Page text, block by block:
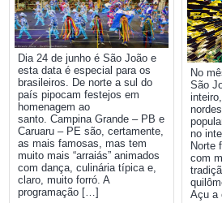
Dia 24 de junho é São João e
esta data é especial para os
brasileiros. De norte a sul do
país pipocam festejos em
homenagem ao
santo. Campina Grande – PB e
Caruaru – PE são, certamente,
as mais famosas, mas tem
muito mais “arraiás” animados
com dança, culinária típica e,
claro, muito forró. A
programação […]
No
São
no
Norte
com
Açu a